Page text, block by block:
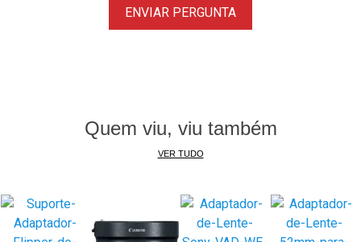
ENVIAR PERGUNTA
Quem viu, viu também
VER TUDO